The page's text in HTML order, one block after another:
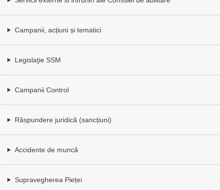
Campanii, acțiuni și tematici
Legislaţie SSM
Campanii Control
Răspundere juridică (sancțiuni)
Accidente de muncă
Supravegherea Pieței